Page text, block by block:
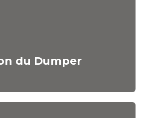
du Dumper